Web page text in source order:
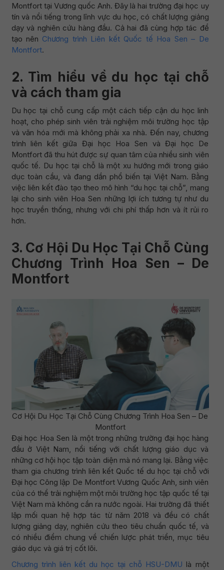
Montfort tại Vương quốc Anh. Đây là hai trường đại học uy
tín và nổi tiếng trong lĩnh vực du học, có chất lượng giảng
dạy và nghiên cứu hàng đầu. Cả hai đã cùng hợp tác để
tạo nên Chương trình Liên kết Quốc tế Hoa Sen – De
Montfort.
2. Tìm hiểu về du học tại chỗ
và cách tham gia
Du học tại chỗ cung cấp một cách tiếp cận du học linh
hoạt, cho phép sinh viên trải nghiệm môi trường học tập
và văn hóa mới mà không phải xa nhà. Đến nay, chương
trình liên kết giữa Đại học Hoa Sen và Đại học De
Montfort đã thu hút được sự quan tâm của nhiều sinh viên
quốc tế. Du học tại chỗ là một xu hướng mới trong giáo
dục toàn cầu, và đang dần phổ biến tại Việt Nam. Bằng
việc liên kết đào tạo theo mô hình “du học tại chỗ”, mang
lại cho sinh viên Hoa Sen những lợi ích tương tự như du
học truyền thống, nhưng với chi phí thấp hơn và ít rủi ro
hơn.
3. Cơ Hội Du Học Tại Chỗ Cùng
Chương Trình Hoa Sen – De
Montfort
Cơ Hội Du Học Tại Chỗ Cùng Chương Trình Hoa Sen – De
Montfort
Đại học Hoa Sen là một trong những trường đại học hàng
đầu ở Việt Nam, nổi tiếng với chất lượng giáo dục và
những cơ hội học tập toàn diện mà nó mang lại. Bằng việc
tham gia chương trình liên kết Quốc tế du học tại chỗ với
Đại học Công lập De Montfort Vương Quốc Anh, sinh viên
của có thể trải nghiệm một môi trường học tập quốc tế tại
Việt Nam mà không cần ra nước ngoài. Hai trường đã thiết
lập mối quan hệ hợp tác từ năm 2018 và đều có chất
lượng giảng dạy, nghiên cứu theo tiêu chuẩn quốc tế, và
có nhiều điểm chung về chiến lược phát triển, mục tiêu
giáo dục và giá trị cốt lõi.
Chương trình liên kết du học tại chỗ HSU-DMU là một